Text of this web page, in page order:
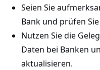
Seien Sie
Bank und prüfen
Nutzen Sie die
Daten bei Banken
aktualisieren.